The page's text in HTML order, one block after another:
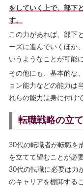
をしていく上で、部下
す。
この力があれば、部下
ーズに進んでいくほか
いうようなことが可能
その他にも、基本的な
ョン能力などの能力は
れらの能力は身に付け
転職戦略の立
30代の転職者が転職を
を立てて望むことが必
30代の転職に必要は力
のキャリアを棚卸する